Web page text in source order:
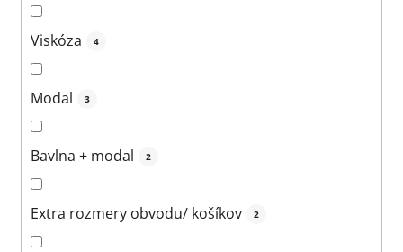
Viskóza 4
Modal 3
Bavlna + modal 2
Extra rozmery obvodu/ košíkov 2